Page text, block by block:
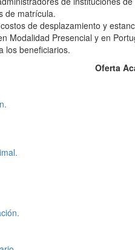
de matrícula.
de desplazamiento y
Modalidad Presencial y en
los beneficiarios.
Oferta